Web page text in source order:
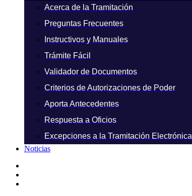
Acerca de la Tramitación
Preguntas Frecuentes
Instructivos y Manuales
Trámite Fácil
Validador de Documentos
Criterios de Autorizaciones de Poder
Aporta Antecedentes
Respuesta a Oficios
Excepciones a la Tramitación Electrónica
Noticias